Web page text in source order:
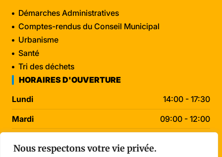
Nous respectons votre vie privée.
Démarches Administratives
Comptes-rendus du Conseil Municipal
Urbanisme
Santé
Tri des déchets
HORAIRES D'OUVERTURE
Lundi
14:00 - 17:30
Mardi
09:00 - 12:00